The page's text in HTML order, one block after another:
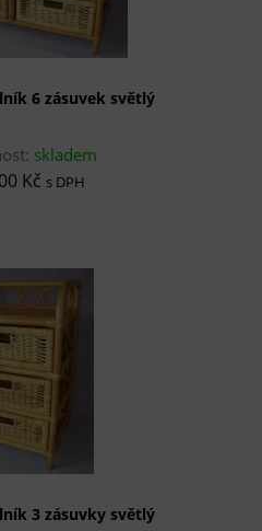
6 zásuvek světlý
skladem
Kč s DPH
3 zásuvky světlý